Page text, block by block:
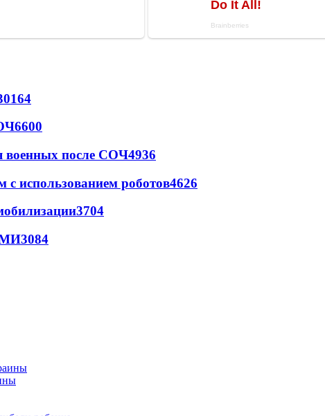
6600
военных после СОЧ4936
использованием роботов4626
3704
3084